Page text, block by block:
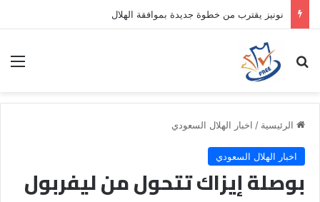
نونيز يقترب من خطوة جديدة بموافقة الهلال
بحث عن
الرئيسية / اخبار الهلال السعودي
اخبار الهلال السعودي
بوصلة إيزاك تتحول من ليفربول